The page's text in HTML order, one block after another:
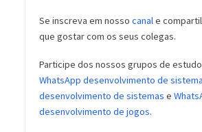
Se inscreva em nosso canale
que gostar com os seus colegas.
Participe dos nossos grupos de
WhatsApp desenvolvimento de
desenvolvimento de sistemas e
desenvolvimento de jogos.